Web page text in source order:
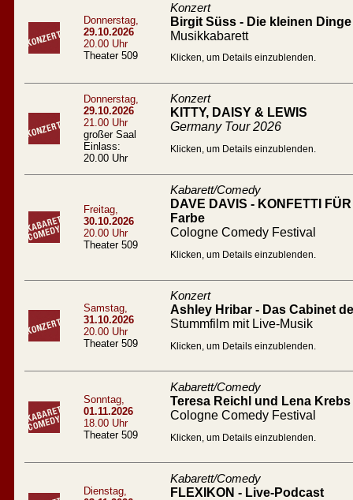
Donnerstag,
29.10.2026
20.00 Uhr
Theater 509
Konzert
Birgit Süss - Die kleinen Dinge
Musikkabarett
Klicken, um Details einzublenden.
Donnerstag,
29.10.2026
21.00 Uhr
großer Saal
Einlass:
20.00 Uhr
Konzert
KITTY, DAISY & LEWIS
Germany Tour 2026
Klicken, um Details einzublenden.
Freitag,
30.10.2026
20.00 Uhr
Theater 509
Kabarett/Comedy
DAVE DAVIS - KONFETTI
Farbe
Cologne Comedy Festival
Klicken, um Details einzublenden.
Samstag,
31.10.2026
20.00 Uhr
Theater 509
Konzert
Ashley Hribar - Das Cabinet
Stummfilm mit Live-Musik
Klicken, um Details einzublenden.
Sonntag,
01.11.2026
18.00 Uhr
Theater 509
Kabarett/Comedy
Teresa Reichl und Lena
Cologne Comedy Festival
Klicken, um Details einzublenden.
Dienstag,
Kabarett/Comedy
FLEXIKON - Live-Podcast